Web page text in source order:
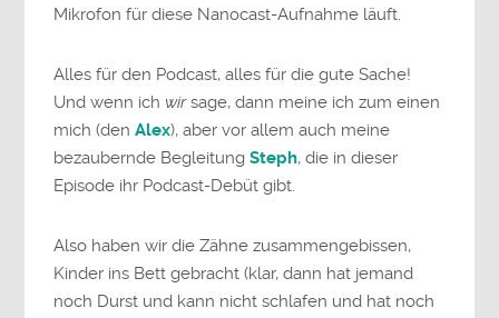
Mikrofon für diese Nanocast-Aufnahme läuft.
Alles für den Podcast, alles für die gute Sache!
Und wenn ich wirsage, dann meine ich zum einen
mich (denAlex), aber vor allem auch meine
bezaubernde BegleitungSteph, die in dieser
Episode ihr Podcast-Debüt gibt.
Also haben wir die Zähne zusammengebissen,
Kinder ins Bett gebracht (klar, dann hat jemand
noch Durst und kann nicht schlafen und hat noch